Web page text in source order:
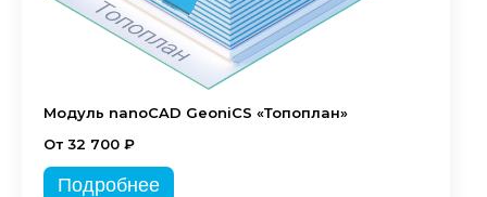
Модуль nanoCAD GeoniCS «Топоплан»
От 32 700 ₽
Подробнее